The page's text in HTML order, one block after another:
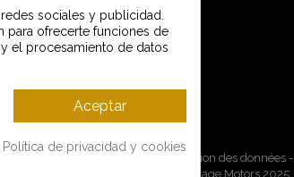
SERVICIO AL CLIENTE
Contacte con nosotros
Servicio al cliente Vintage Motors
Entregas y devoluciones
Metodos de pago
Mentions légales Gestion des données -
Copyright © Vintage Motors 2025
sociales y publicidad.
para ofrecerte funciones de
el procesamiento de datos
Aceptar
Política de privacidad y cookies